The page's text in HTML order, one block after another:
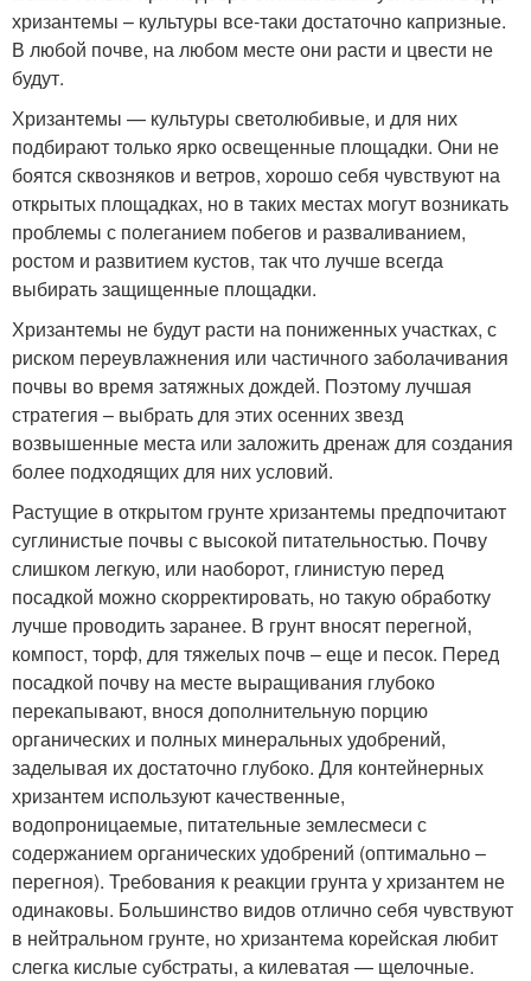
хризантемы – культуры все-таки достаточно капризные.
В любой почве, на любом месте они расти и цвести не
будут.
Хризантемы — культуры светолюбивые, и для них
подбирают только ярко освещенные площадки. Они не
боятся сквозняков и ветров, хорошо себя чувствуют на
открытых площадках, но в таких местах могут возникать
проблемы с полеганием побегов и разваливанием,
ростом и развитием кустов, так что лучше всегда
выбирать защищенные площадки.
Хризантемы не будут расти на пониженных участках, с
риском переувлажнения или частичного заболачивания
почвы во время затяжных дождей. Поэтому лучшая
стратегия – выбрать для этих осенних звезд
возвышенные места или заложить дренаж для создания
более подходящих для них условий.
Растущие в открытом грунте хризантемы предпочитают
суглинистые почвы с высокой питательностью. Почву
слишком легкую, или наоборот, глинистую перед
посадкой можно скорректировать, но такую обработку
лучше проводить заранее. В грунт вносят перегной,
компост, торф, для тяжелых почв – еще и песок. Перед
посадкой почву на месте выращивания глубоко
перекапывают, внося дополнительную порцию
органических и полных минеральных удобрений,
заделывая их достаточно глубоко. Для контейнерных
хризантем используют качественные,
водопроницаемые, питательные землесмеси с
содержанием органических удобрений (оптимально –
перегноя). Требования к реакции грунта у хризантем не
одинаковы. Большинство видов отлично себя чувствуют
в нейтральном грунте, но хризантема корейская любит
слегка кислые субстраты, а килеватая — щелочные.